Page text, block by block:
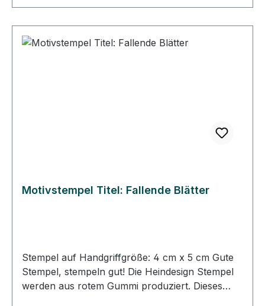
einen Griff geklebt. Dieser Griff besteht aus
einem lackierten Buchenholzklötzchen, das das
Motiv in original Größe zeigt. Bei der
Motivstempel Titel: Fallende Blätter
Stempel auf Handgriffgröße: 4 cm x 5 cm Gute
Stempel, stempeln gut! Die Heindesign Stempel
werden aus rotem Gummi produziert. Dieses